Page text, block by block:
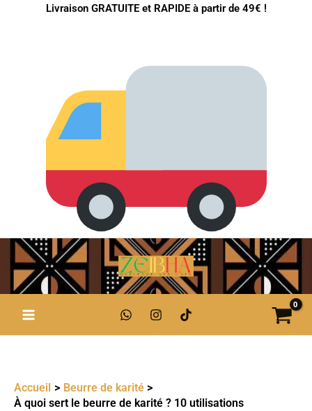
Livraison GRATUITE et RAPIDE à partir de 49€ !
Accueil
Beurre de karité
À quoi sert le beurre de karité ? 10 utilisations